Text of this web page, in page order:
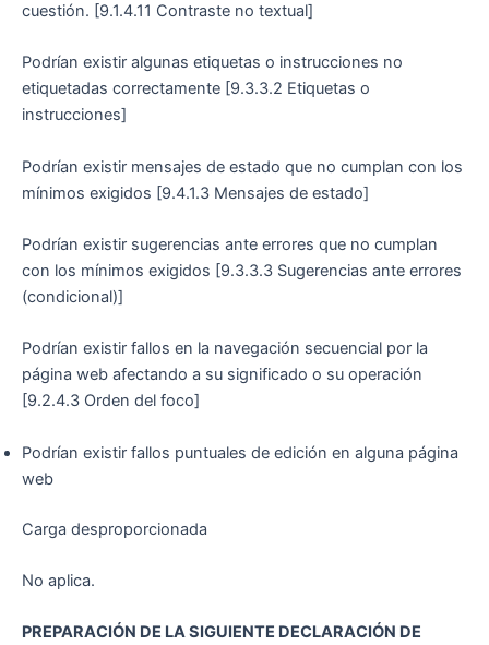
cuestión. [9.1.4.11 Contraste no textual]
Podrían existir algunas etiquetas o instrucciones no
etiquetadas correctamente [9.3.3.2 Etiquetas o
instrucciones]
Podrían existir mensajes de estado que no cumplan con los
mínimos exigidos [9.4.1.3 Mensajes de estado]
Podrían existir sugerencias ante errores que no cumplan
con los mínimos exigidos [9.3.3.3 Sugerencias ante errores
(condicional)]
Podrían existir fallos en la navegación secuencial por la
página web afectando a su significado o su operación
[9.2.4.3 Orden del foco]
Podrían existir fallos puntuales de edición en alguna página
web
Carga desproporcionada
No aplica.
PREPARACIÓN DE LA SIGUIENTE DECLARACIÓN DE